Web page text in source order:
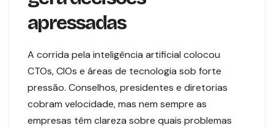
apressadas
A corrida pela inteligência artificial colocou
CTOs, CIOs e áreas de tecnologia sob forte
pressão. Conselhos, presidentes e diretorias
cobram velocidade, mas nem sempre as
empresas têm clareza sobre quais problemas